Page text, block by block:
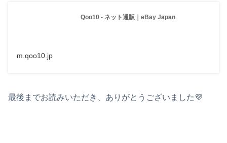
Qoo10 - ネット通販｜eBay Japan
m.qoo10.jp
最後までお読みいただき、ありがとうございました💜